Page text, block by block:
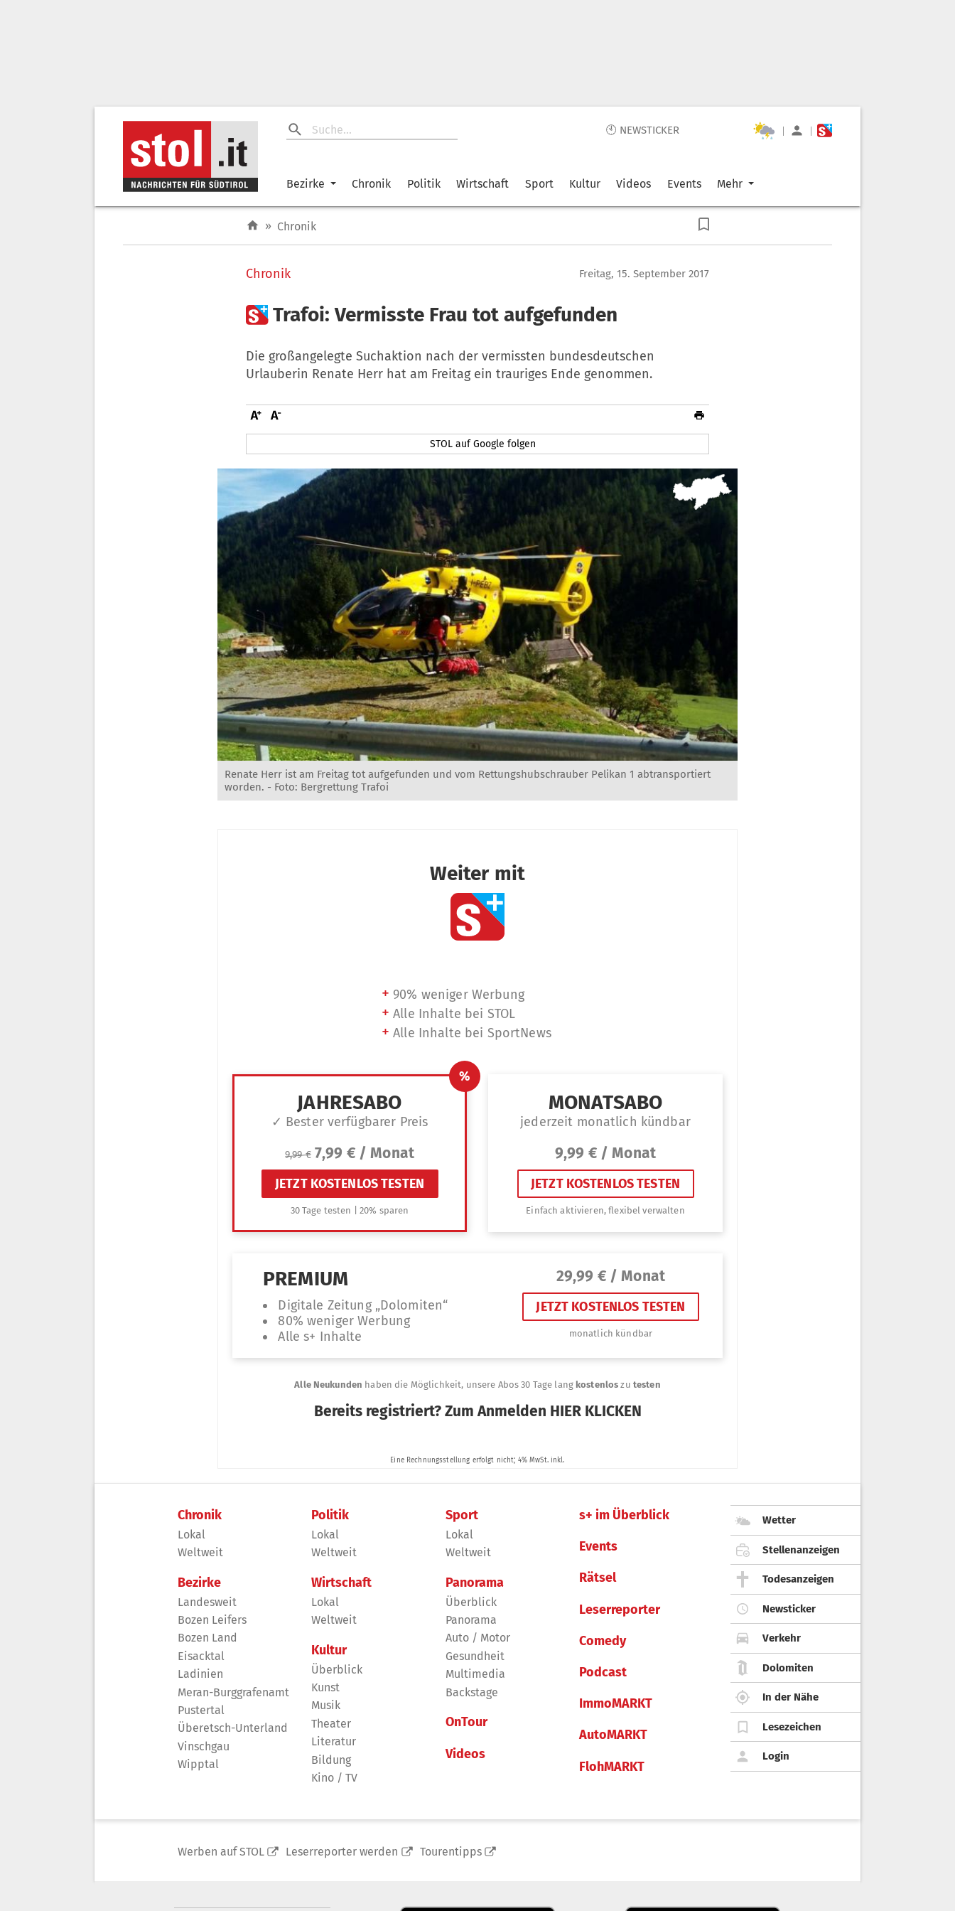
🕙 NEWSTICKER | |
Bezirke Chronik Politik Wirtschaft Sport Kultur Videos Events Mehr
» Chronik
Chronik Freitag, 15. September 2017
Trafoi: Vermisste Frau tot aufgefunden
Die großangelegte Suchaktion nach der vermissten bundesdeutschen
Urlauberin Renate Herr hat am Freitag ein trauriges Ende genommen.
STOL auf Google folgen
Renate Herr ist am Freitag tot aufgefunden und vom Rettungshubschrauber Pelikan 1 abtransportiert
worden. - Foto: Bergrettung Trafoi
Chronik
Lokal
Weltweit
Bezirke
Landesweit
Bozen Leifers
Bozen Land
Eisacktal
Ladinien
Meran-Burggrafenamt
Pustertal
Überetsch-Unterland
Vinschgau
Wipptal
Politik
Lokal
Weltweit
Wirtschaft
Lokal
Weltweit
Kultur
Überblick
Kunst
Musik
Theater
Literatur
Bildung
Kino / TV
Sport
Lokal
Weltweit
Panorama
Überblick
Panorama
Auto / Motor
Gesundheit
Multimedia
Backstage
OnTour
Videos
s+ im Überblick
Events
Rätsel
Leserreporter
Comedy
Podcast
ImmoMARKT
AutoMARKT
FlohMARKT
Wetter
Stellenanzeigen
Todesanzeigen
Newsticker
Verkehr
Dolomiten
In der Nähe
Lesezeichen
Login
Werben auf STOL Leserreporter werden Tourentipps